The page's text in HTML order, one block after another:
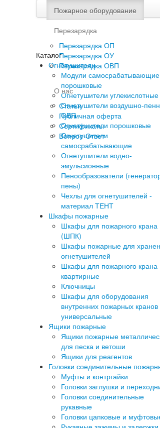
Пожарное оборудование
Перезарядка
Перезарядка ОП
Перезарядка ОУ
Перезарядка ОВП
О нас
Статьи
Публичная оферта
Сертификаты
Вопрос-Ответ
Каталог
Огнетушители
Модули самосрабатывающие
порошковые
Огнетушители углекислотные
Огнетушители воздушно-
ОВП
Огнетушители порошковые
Огнетушители
самосрабатывающие
Огнетушители водно-
эмульсионные
Пенообразователи
пены)
Чехлы для огнетушителей -
материал ТЕНТ
Шкафы пожарные
Шкафы для пожарного крана
(ШПК)
Шкафы пожарные для
огнетушителей
Шкафы для пожарного крана
квартирные
Ключницы
Шкафы для оборудования
внутренних пожарных кранов
универсальные
Ящики пожарные
Ящики пожарные
для песка и ветоши
Ящики для реагентов
Головки соединительные
Муфты и контргайки
Головки заглушки и
Головки соединительные
рукавные
Головки цапковые и